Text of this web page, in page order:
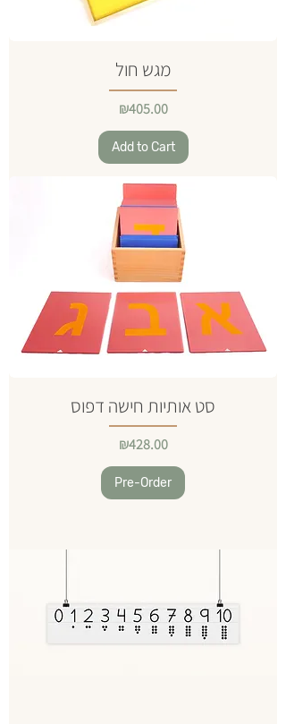
מגש חול
Price
₪405.00
Add to Cart
סט אותיות חישה דפוס
Price
₪428.00
Pre-Order